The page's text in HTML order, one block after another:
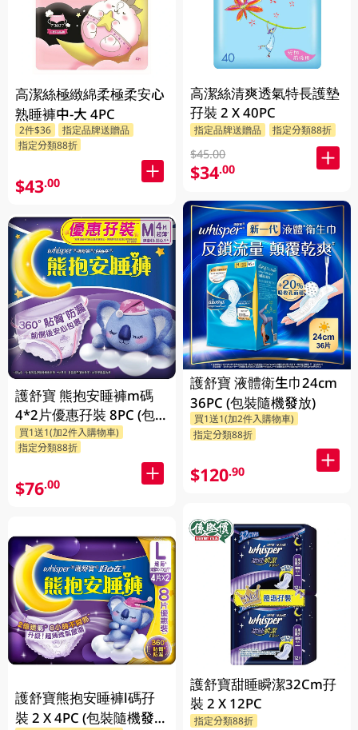
高潔絲極緻綿柔極柔安心
熟睡褲中-大 4PC
2件$36
指定品牌送贈品
指定分類88折
$43.00
護舒寶 熊抱安睡褲m碼
4*2片優惠孖裝 8PC (包
裝隨機發放)
買1送1(加2件入購物車)
指定分類88折
$76.00
護舒寶熊抱安睡褲l碼孖
裝 2 X 4PC (包裝隨機發
高潔絲清爽透氣特長護墊
孖裝 2 X 40PC
指定品牌送贈品 指定分類88折
$45.00
$34.00
護舒寶 液體衛生巾24cm
36PC (包裝隨機發放)
買1送1(加2件入購物車)
指定分類88折
$120.90
護舒寶甜睡瞬潔32Cm孖
裝 2 X 12PC
指定分類88折